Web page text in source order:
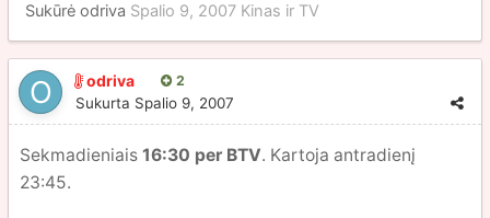
Sukūrė odriva Spalio 9, 2007 Kinas ir TV
odriva 2
Sukurta Spalio 9, 2007
Sekmadieniais 16:30 per BTV. Kartoja antradienį
23:45.